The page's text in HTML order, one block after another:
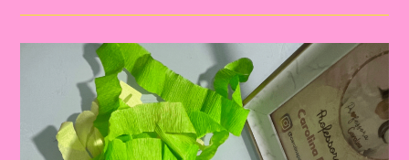
Do
Nossos
Pequenos
Curiosos